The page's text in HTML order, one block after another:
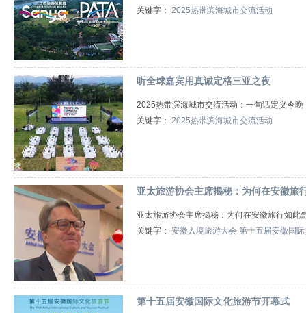
关键字： 2025热带滨海城市交流活动
听全球嘉宾用真诚定格三亚之夜
2025热带滨海城市交流活动：一句话定义今
关键字： 2025热带滨海城市交流活动
亚太旅游协会主席揭秘：为何在安徽旅
亚太旅游协会主席揭秘：为何在安徽旅行如此
关键字： 安徽入境旅游大会 第十五届安徽国
第十五届安徽国际文化旅游节开幕式